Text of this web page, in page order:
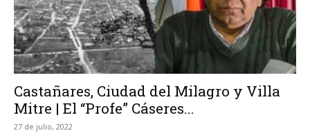
Castañares, Ciudad del Milagro y Villa
Mitre | El “Profe” Cáseres...
27 de julio, 2022